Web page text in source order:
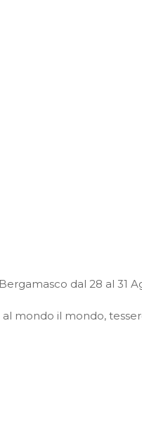
dal 28 al 31
mondo il mondo,